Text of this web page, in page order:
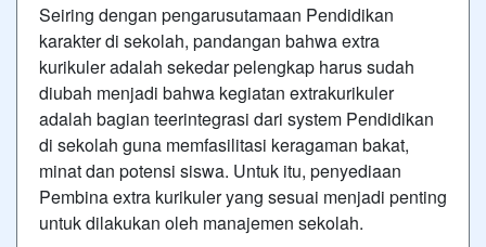
Seiring dengan pengarusutamaan Pendidikan
karakter di sekolah, pandangan bahwa extra
kurikuler adalah sekedar pelengkap harus sudah
diubah menjadi bahwa kegiatan extrakurikuler
adalah bagian teerintegrasi dari system Pendidikan
di sekolah guna memfasilitasi keragaman bakat,
minat dan potensi siswa. Untuk itu, penyediaan
Pembina extra kurikuler yang sesuai menjadi penting
untuk dilakukan oleh manajemen sekolah.